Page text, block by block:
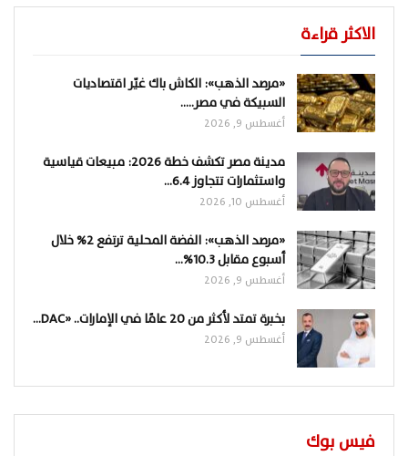
الاكثر قراءة
«مرصد الذهب»: الكاش باك غيّر اقتصاديات
السبيكة في مصر..…
أغسطس 9, 2026
مدينة مصر تكشف خطة 2026: مبيعات قياسية
واستثمارات تتجاوز 6.4…
أغسطس 10, 2026
«مرصد الذهب»: الفضة المحلية ترتفع 2% خلال
أسبوع مقابل 10.3%…
أغسطس 9, 2026
بخبرة تمتد لأكثر من 20 عامًا في الإمارات.. «DAC…
أغسطس 9, 2026
فيس بوك